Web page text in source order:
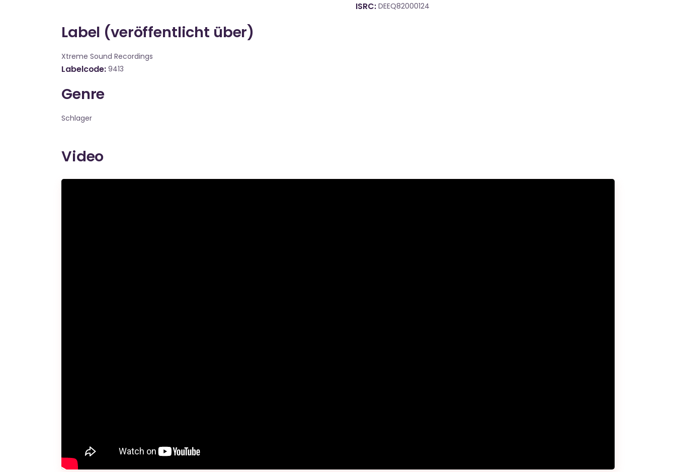
ISRC DEEQ82000124
Label (veröffentlicht über)
Xtreme Sound Recordings
Labelcode 9413
Genre
Schlager
Video